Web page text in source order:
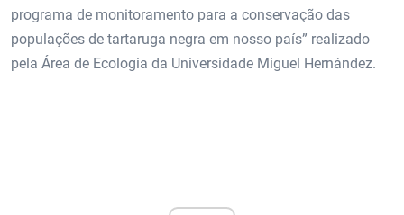
programa de monitoramento para a conservação das
populações de tartaruga negra em nosso país” realizado
pela Área de Ecologia da Universidade Miguel Hernández.